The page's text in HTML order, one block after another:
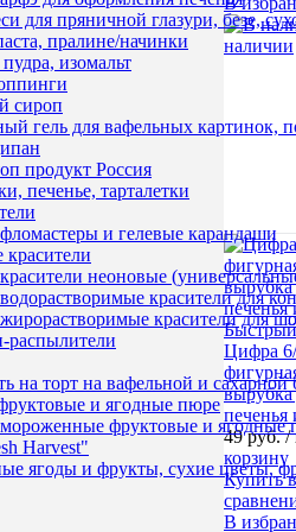
для пряничной глазури, безе,
пралине/начинки
изомальт
сироп
гель для вафельных картинок,
продукт Россия
печенье, тарталетки
и гелевые карандаши
красители
неоновые
красители для
красители для
распылители
на торт на вафельной и сахарной
и ягодные пюре
фруктовые и ягодные
Harvest"
ягоды и фрукты, сухие цветы,
наличии
Цифра
вырубка
печенья
49 руб./
корзину
Купить
В